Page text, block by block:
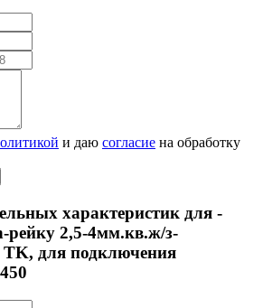
и даю согласие на обработку
характеристик для -
2,5-4мм.кв.ж/з-
TK, для подключения